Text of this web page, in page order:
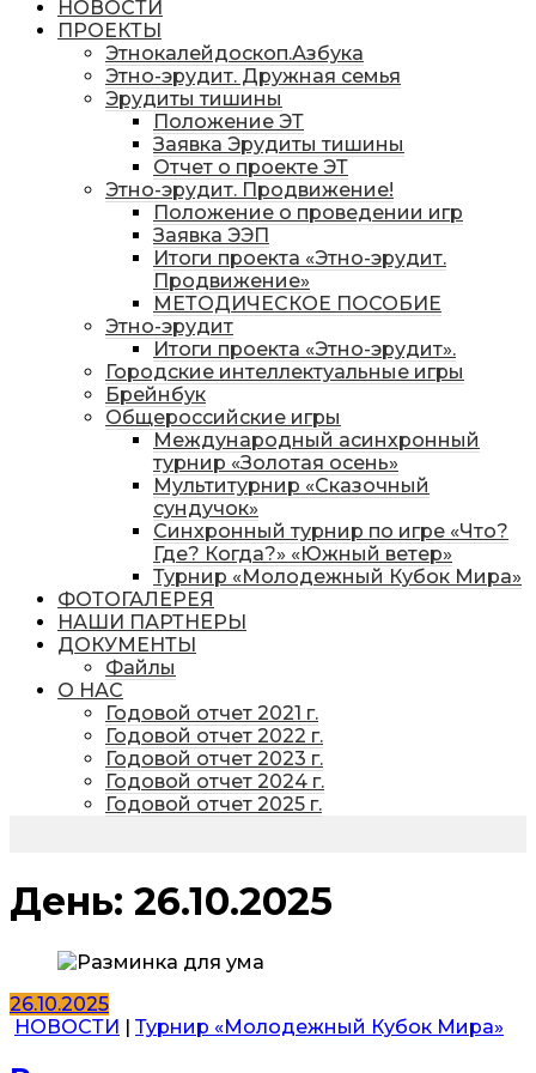
организация "Находкинская интеллектуальная
командная ассоциация"
НОВОСТИ
ПРОЕКТЫ
Этнокалейдоскоп.Азбука
Этно-эрудит. Дружная семья
Эрудиты тишины
Положение ЭТ
Заявка Эрудиты тишины
Отчет о проекте ЭТ
Этно-эрудит. Продвижение!
Положение о проведении игр
Заявка ЭЭП
Итоги проекта «Этно-эрудит.
Продвижение»
МЕТОДИЧЕСКОЕ ПОСОБИЕ
Этно-эрудит
Итоги проекта «Этно-эрудит».
Городские интеллектуальные игры
Брейнбук
Общероссийские игры
Международный асинхронный
турнир «Золотая осень»
Мультитурнир «Сказочный
сундучок»
Синхронный турнир по игре «Что?
Где? Когда?» «Южный ветер»
Турнир «Молодежный Кубок Мира»
ФОТОГАЛЕРЕЯ
НАШИ ПАРТНЕРЫ
ДОКУМЕНТЫ
Файлы
О НАС
Годовой отчет 2021 г.
Годовой отчет 2022 г.
Годовой отчет 2023 г.
Годовой отчет 2024 г.
Годовой отчет 2025 г.
День: 26.10.2025
26.10.2025
НОВОСТИ | Турнир «Молодежный Кубок Мира»